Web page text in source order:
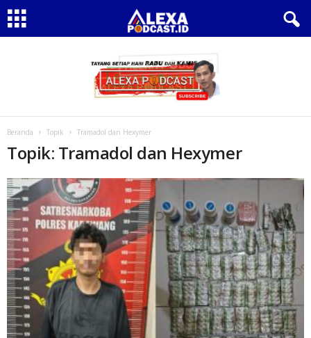
Beranda Topik Tramadol dan Hexymer
Topik: Tramadol dan Hexymer